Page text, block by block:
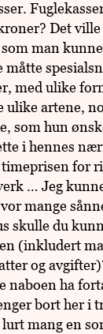
Det
som man
måtte
med ulike
ulike artene,
som hun
i hennes
time­pri­sen for
… Jeg
mange
skulle du
(inklu­dert
og
naboen ha
bort her i
lurt mang en